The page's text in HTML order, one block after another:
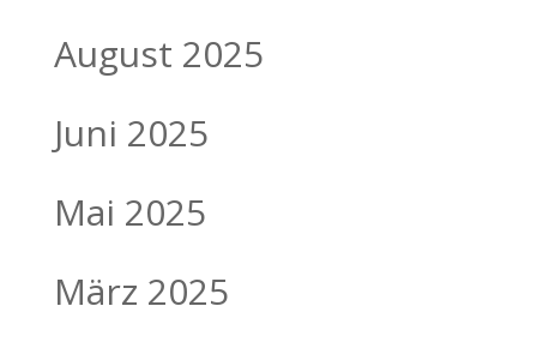
August 2025
Juni 2025
Mai 2025
März 2025